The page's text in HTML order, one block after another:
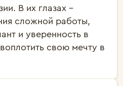
В их глазах -
сложной работы,
и уверенность в
свою мечту в